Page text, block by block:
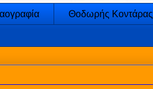
Θοδωρής Κοντάρας